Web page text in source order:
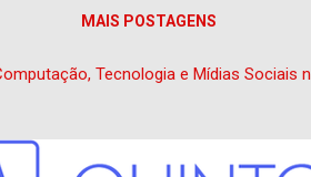
MAIS POSTAGENS
Tecnologia e Mídias Sociais